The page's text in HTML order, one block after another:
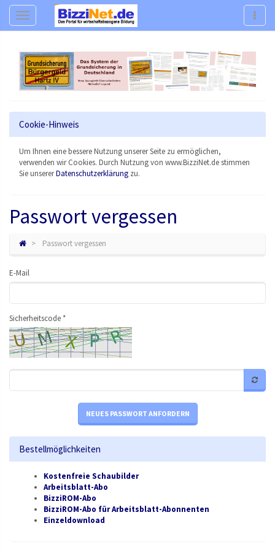
Navigation
Cookie-Hinweis
Um Ihnen eine bessere Nutzung unserer Seite zu ermöglichen,
verwenden wir Cookies. Durch Nutzung von www.BizziNet.de stimmen
Sie unsererDatenschutzerklärung zu.
Passwort vergessen
Passwort vergessen
E-Mail
Sicherheitscode *
NEUES PASSWORT ANFORDERN
Bestellmöglichkeiten
Kostenfreie Schaubilder
Arbeitsblatt-Abo
BizziROM-Abo
BizziROM-Abo für Arbeitsblatt-Abonnenten
Einzeldownload